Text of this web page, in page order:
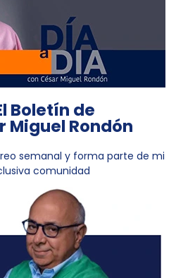
Boletín de
Miguel Rondón
semanal y forma parte de mi
comunidad